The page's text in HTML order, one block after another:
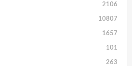
2106
10807
1657
101
263